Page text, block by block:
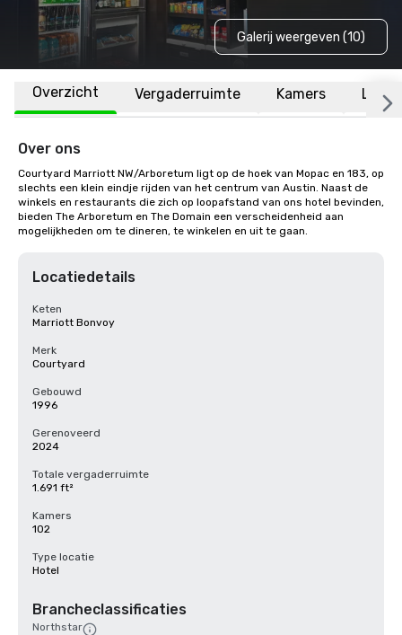
Galerij weergeven (10)
Overzicht Vergaderruimte Kamers
Over ons
Courtyard Marriott NW/Arboretum ligt op de hoek van Mopac en 183, op
slechts een klein eindje rijden van het centrum van Austin. Naast de
winkels en restaurants die zich op loopafstand van ons hotel bevinden,
bieden The Arboretum en The Domain een verscheidenheid aan
mogelijkheden om te dineren, te winkelen en uit te gaan.
Locatiedetails
Keten
Marriott Bonvoy
Merk
Courtyard
Gebouwd
1996
Gerenoveerd
2024
Totale vergaderruimte
1.691 ft²
Kamers
102
Type locatie
Hotel
Brancheclassificaties
Northstar